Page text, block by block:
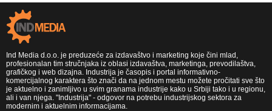
Ind Media d.o.o. je preduzeće za izdavaštvo i marketing koje čini mlad,
profesionalan tim stručnjaka iz oblasi izdavaštva, marketinga, prevodilaštva,
grafičkog i web dizajna. Industrija je časopis i portal informativno-
komercijalnog karaktera što znači da na jednom mestu možete pročitati sve što
je aktuelno i zanimljivo u svim granama industrije kako u Srbiji tako i u regionu,
ali i van njega. "Industrija" - odgovor na potrebu industrijskog sektora za
modernim i aktuelnim informacijama.